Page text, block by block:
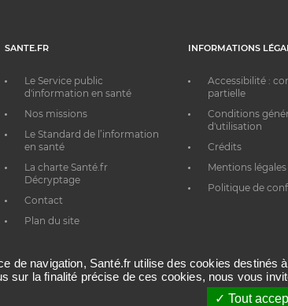
SANTE.FR
Le Service public
d'information en santé
Nos missions
Le Standard de l’information
en santé
La charte Santé.fr
Décryptage
Contact
Plan du site
INFORMATIONS
Accessibilité :
partielle
Conditions
d'utilisation
Crédits
Mentions légales
Politique de
de navigation, Santé.fr utilise des cookies
sur la finalité précise de ces cookies, nous vous
Tout